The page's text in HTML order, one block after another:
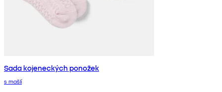
Sada kojeneckých ponožek
s mašlí